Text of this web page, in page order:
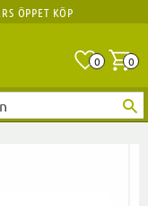
ÖPPET KÖP
0 0